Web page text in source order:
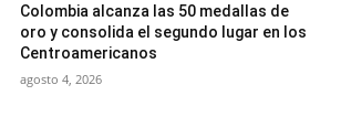
Colombia alcanza las 50 medallas de
oro y consolida el segundo lugar en los
Centroamericanos
agosto 4, 2026